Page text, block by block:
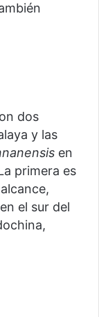
dos
y las
en
primera es
el sur del